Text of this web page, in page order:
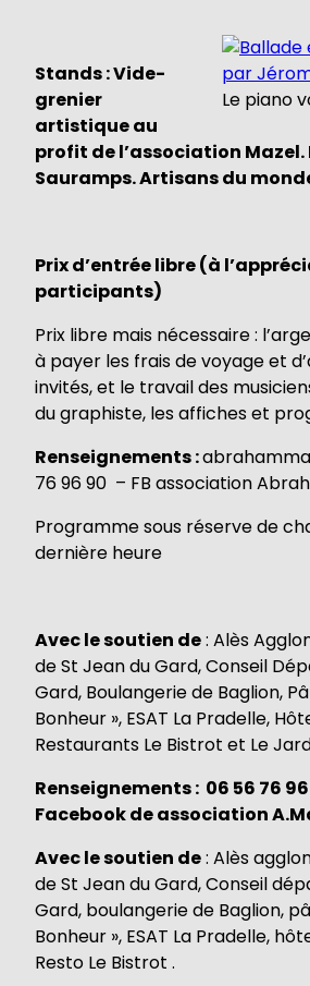
Le piano
Stands : Vide-
grenier
artistique au
profit de l’association
Sauramps. Artisans du
Prix d’entrée libre (à
participants)
Prix libre mais nécessaire :
à payer les frais de voyage et
invités, et le travail des
du graphiste, les affiches et
Renseignements :
76 96 90 – FB association
Programme sous réserve de
dernière heure
Avec le soutien de: Alès
de St Jean du Gard, Conseil
Gard, Boulangerie de Baglion,
Bonheur », ESAT La Pradelle,
Restaurants Le Bistrot et Le
Renseignements : 06 56 76
Facebook de association
Avec le soutien de: Alès
de St Jean du Gard, Conseil
Gard, boulangerie de Baglion,
Bonheur », ESAT La Pradelle,
Resto Le Bistrot .